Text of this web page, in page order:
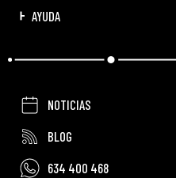
AYUDA
NOTICIAS
BLOG
634 400 468